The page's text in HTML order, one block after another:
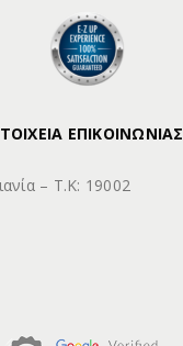
ΕΠΙΚΟΙΝΩΝΙΑΣ
– Τ.Κ: 19002